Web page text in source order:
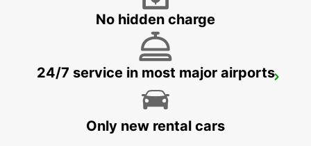
ZURICH ZENTRUM ETH ONLY ETH
ZURICH - SWITZERLAND
No hidden charge
24/7 service in most major airports
Only new rental cars